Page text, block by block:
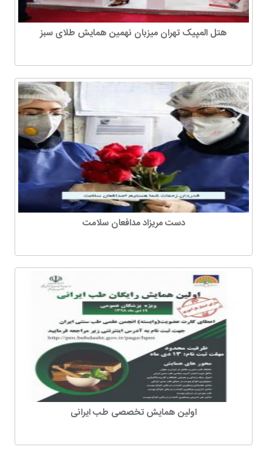
هتل المپیک تهران میزبان نهمین همایش طلای سبز
دست مریزاد مدافعان سلامت
اولین همایش تخصصی طب ایرانی